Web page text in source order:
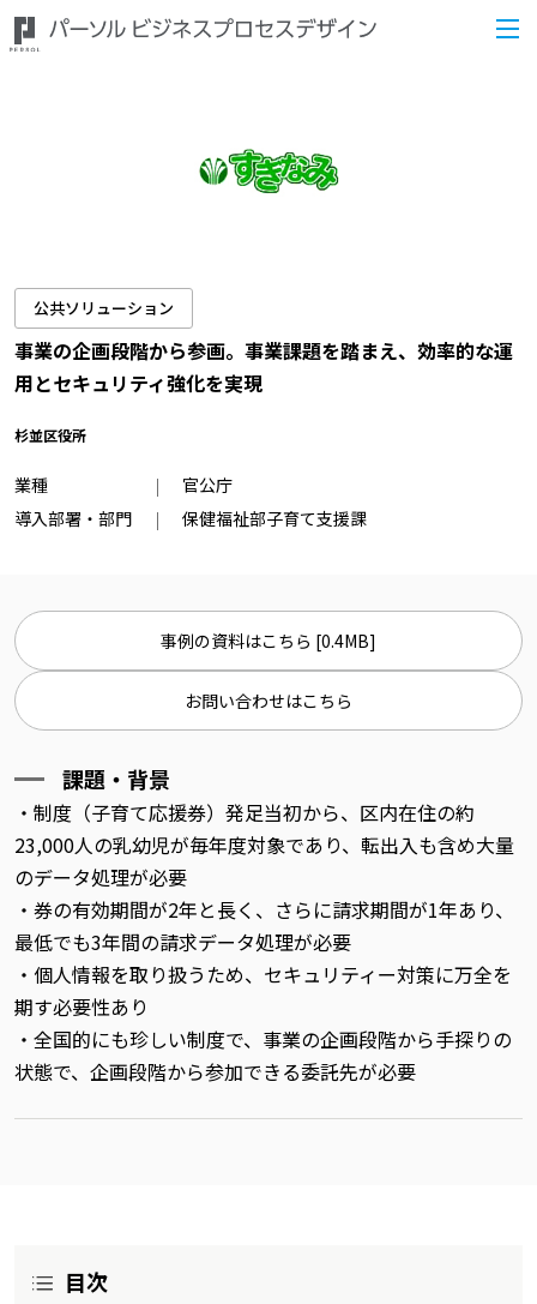
公共ソリューション
事業の企画段階から参画。事業課題を踏まえ、効率的な運
用とセキュリティ強化を実現
杉並区役所
業種
官公庁
導入部署・部門
保健福祉部子育て支援課
事例の資料はこちら [0.4MB]
お問い合わせはこちら
課題・背景
・制度（子育て応援券）発足当初から、区内在住の約
23,000人の乳幼児が毎年度対象であり、転出入も含め大量
のデータ処理が必要
・券の有効期間が2年と長く、さらに請求期間が1年あり、
最低でも3年間の請求データ処理が必要
・個人情報を取り扱うため、セキュリティー対策に万全を
期す必要性あり
・全国的にも珍しい制度で、事業の企画段階から手探りの
状態で、企画段階から参加できる委託先が必要
目次